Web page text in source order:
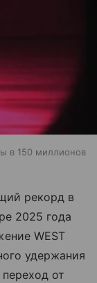
в 150 миллионов
рекорд в
2025 года
WEST
удержания
от